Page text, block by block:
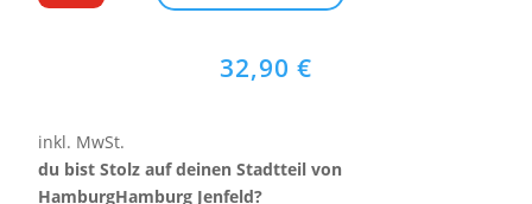
Original
Jenfeld
Menge
32,90 €
inkl. MwSt.
du bist Stolz auf deinen Stadtteil von
HamburgHamburg Jenfeld?